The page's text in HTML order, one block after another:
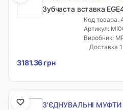
Зубчаста вставка
Код товара:
Артикул:
Виробник:
Доставка
3181.36 грн
З'ЄДНУВАЛЬНІ МУФТИ